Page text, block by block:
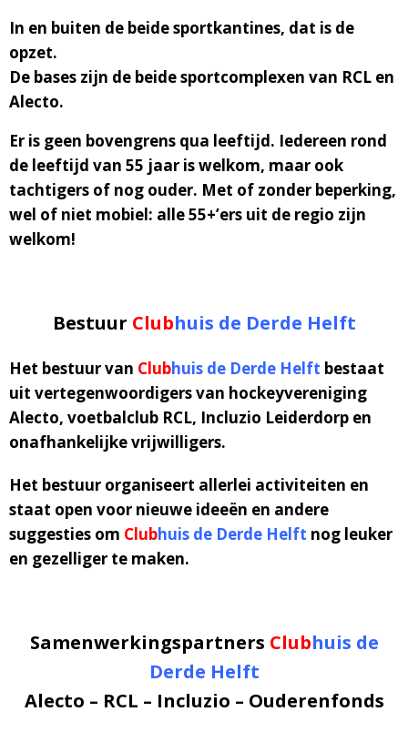
In en buiten de beide sportkantines, dat is de
opzet.
De bases zijn de beide sportcomplexen van RCL en
Alecto.
Er is geen bovengrens qua leeftijd. Iedereen rond
de leeftijd van 55 jaar is welkom, maar ook
tachtigers of nog ouder. Met of zonder beperking,
wel of niet mobiel: alle 55+’ers uit de regio zijn
welkom!
Bestuur Clubhuis de Derde Helft
Het bestuur van Clubhuis de Derde Helft bestaat
uit vertegenwoordigers van hockeyvereniging
Alecto, voetbalclub RCL, Incluzio Leiderdorp en
onafhankelijke vrijwilligers.
Het bestuur organiseert allerlei activiteiten en
staat open voor nieuwe ideeën en andere
suggesties om Clubhuis de Derde Helft nog leuker
en gezelliger te maken.
Samenwerkingspartners Clubhuis de
Derde Helft
Alecto – RCL – Incluzio – Ouderenfonds